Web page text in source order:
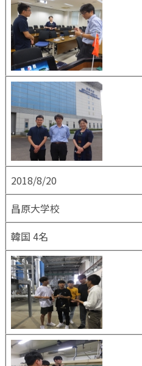
2018/8/20
昌原大学校
韓国 4名